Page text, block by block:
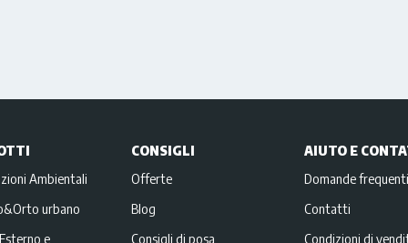
Ambientali
urbano
e
CONSIGLI
Offerte
Blog
Consigli di posa
AIUTO E
Domande frequenti
Contatti
Condizioni di